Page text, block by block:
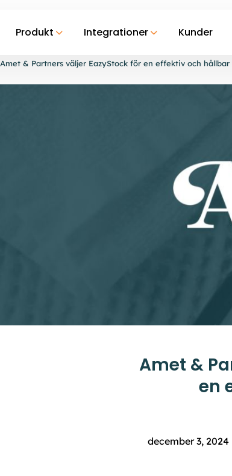
Produkt Integrationer Kunder
Amet & Partners väljer EazyStock för en effektiv och hållbar
Amet &
en
december 3, 2024